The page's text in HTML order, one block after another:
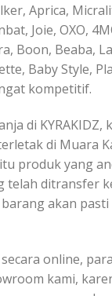
Aprica,
Joie, OXO,
Boon, Beaba,
Baby Style,
kompetitif.
di KYRAKIDZ,
di Muara
produk yang
telah ditransfer
akan
online,
kami,